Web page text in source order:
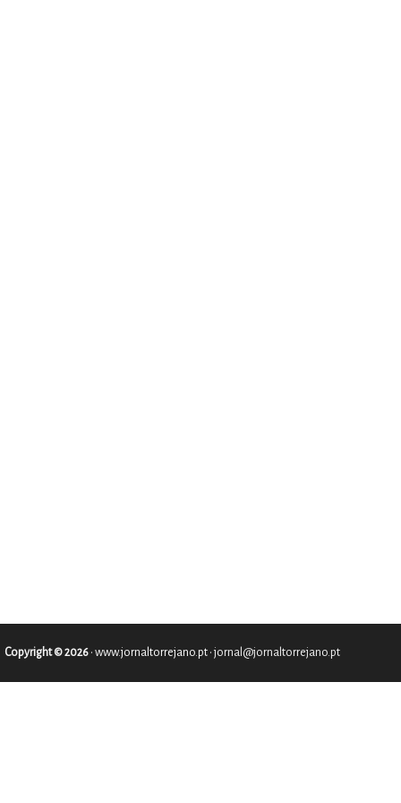
Copyright © 2026 • www.jornaltorrejano.pt • jornal@jornaltorrejano.pt